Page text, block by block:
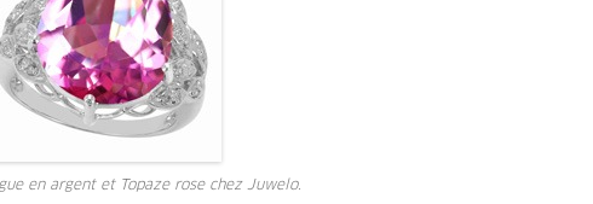
en argent et Topaze rose chez Juwelo.